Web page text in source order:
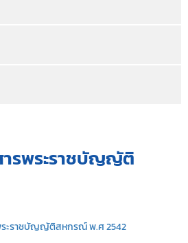
ารพระราชบัญญัติ
ะราชบัญญัติสหกรณ์ พ.ศ 2542